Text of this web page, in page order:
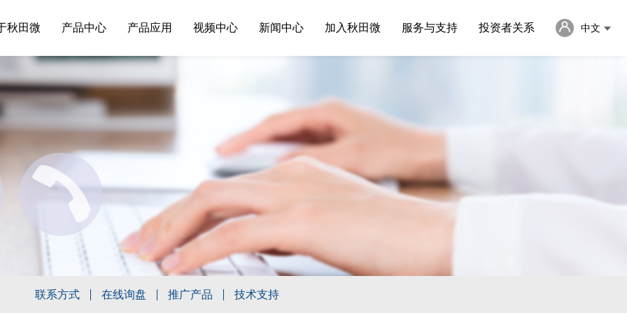
秋田微 产品中心 产品应用 视频中心 新闻中心 加入秋田微 服务与支持 投资者关系
中文
联系方式 在线询盘 推广产品 技术支持